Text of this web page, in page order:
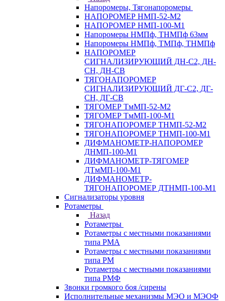
Напоромеры, Тягонапоромеры
НАПОРОМЕР НМП-52-М2
НАПОРОМЕР НМП-100-М1
Напоромеры НМПф, ТНМПф 63мм
Напоромеры НМПф, ТМПф, ТНМПф
НАПОРОМЕР
СИГНАЛИЗИРУЮЩИЙ ДН-С2, ДН-
СН, ДН-СВ
ТЯГОНАПОРОМЕР
СИГНАЛИЗИРУЮЩИЙ ДГ-С2, ДГ-
СН, ДГ-СВ
ТЯГОМЕР ТмМП-52-М2
ТЯГОМЕР ТмМП-100-М1
ТЯГОНАПОРОМЕР ТНМП-52-М2
ТЯГОНАПОРОМЕР ТНМП-100-М1
ДИФМАНОМЕТР-НАПОРОМЕР
ДНМП-100-М1
ДИФМАНОМЕТР-ТЯГОМЕР
ДТмМП-100-М1
ДИФМАНОМЕТР-
ТЯГОНАПОРОМЕР ДТНМП-100-М1
Сигнализаторы уровня
Ротаметры
Назад
Ротаметры
Ротаметры с местными показаниями
типа РМА
Ротаметры с местными показаниями
типа РМ
Ротаметры с местными показаниями
типа РМФ
Звонки громкого боя /сирены
Исполнительные механизмы МЭО и МЭОФ